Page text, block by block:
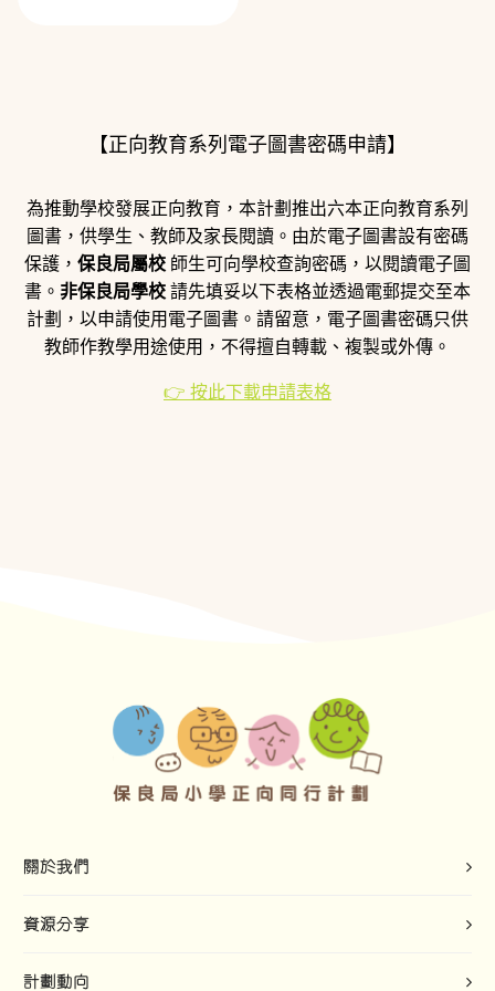
【正向教育系列電子圖書密碼申請】
為推動學校發展正向教育，本計劃推出六本正向教育系列
圖書，供學生、教師及家長閱讀。由於電子圖書設有密碼
保護， 保良局屬校 師生可向學校查詢密碼，以閱讀電子圖
書。 非保良局學校 請先填妥以下表格並透過電郵提交至本
計劃，以申請使用電子圖書。請留意，電子圖書密碼只供
教師作教學用途使用，不得擅自轉載、複製或外傳。
👉 按此下載申請表格
關於我們
資源分享
計劃動向